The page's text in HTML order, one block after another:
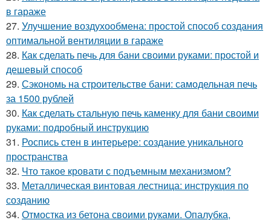
в гараже
27. Улучшение воздухообмена: простой способ создания
оптимальной вентиляции в гараже
28. Как сделать печь для бани своими руками: простой и
дешевый способ
29. Сэкономь на строительстве бани: самодельная печь
за 1500 рублей
30. Как сделать стальную печь каменку для бани своими
руками: подробный инструкцию
31. Роспись стен в интерьере: создание уникального
пространства
32. Что такое кровати с подъемным механизмом?
33. Металлическая винтовая лестница: инструкция по
созданию
34. Отмостка из бетона своими руками. Опалубка,